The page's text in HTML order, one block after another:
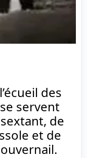
des
servent
de
et de